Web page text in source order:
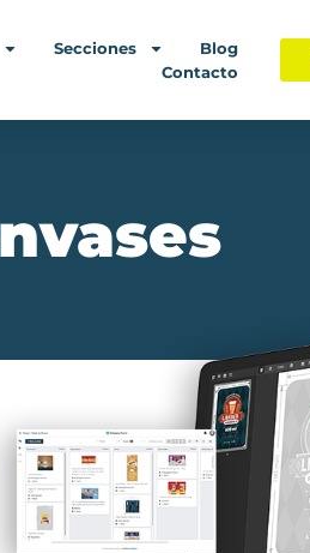
Secciones
Blog
Contacto